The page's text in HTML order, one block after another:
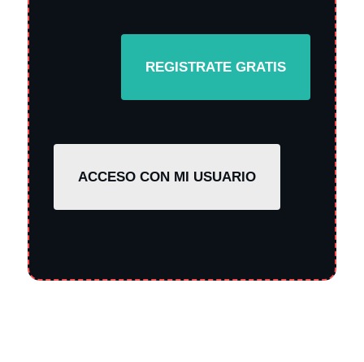
REGISTRATE GRATIS
ACCESO CON MI USUARIO